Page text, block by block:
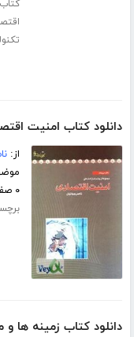
دانلود کتاب امنیت‌
از:
۰ صفحه
دانلود کتاب زمینه ‌ها